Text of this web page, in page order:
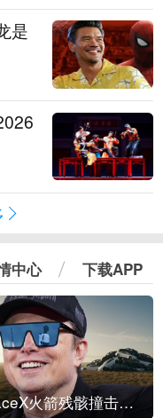
是
中心 下载APP
SpaceX火箭残骸撞击月球